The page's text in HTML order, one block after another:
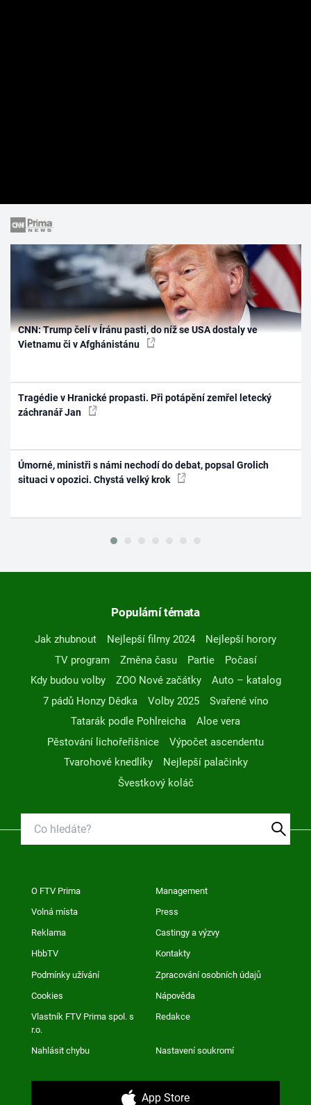
CNN: Trump čelí v Íránu pasti, do níž se USA dostaly ve
Vietnamu či v Afghánistánu
Tragédie v Hranické propasti. Při potápění zemřel letecký
záchranář Jan
Úmorné, ministři s námi nechodí do debat, popsal Grolich
situaci v opozici. Chystá velký krok
Populární témata
Jak zhubnout Nejlepší filmy 2024
Nejlepší horory
TV program
Změna času Partie
Počasí
Kdy budou volby
ZOO Nové začátky
Auto – katalog
7 pádů Honzy Dědka
Volby 2025
Svařené víno
Tatarák podle Pohlreicha
Aloe vera
Pěstování lichořeřišnice
Výpočet ascendentu
Tvarohové knedlíky
Nejlepší palačinky
Švestkový koláč
O FTV Prima Management
Volná místa Press
Reklama Castingy a výzvy
HbbTV Kontakty
Podmínky užívání Zpracování osobních údajů
Cookies Nápověda
Vlastník FTV Prima spol. s
r.o.
Redakce
Nahlásit chybu Nastavení soukromí
App Store